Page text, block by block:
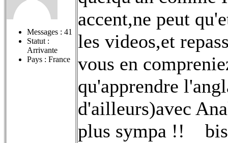
Messages : 41
Statut :
Arrivante
Pays : France
accent,ne peut
les videos,et
vous en
qu'apprendre
d'ailleurs)avec
plus sympa !!